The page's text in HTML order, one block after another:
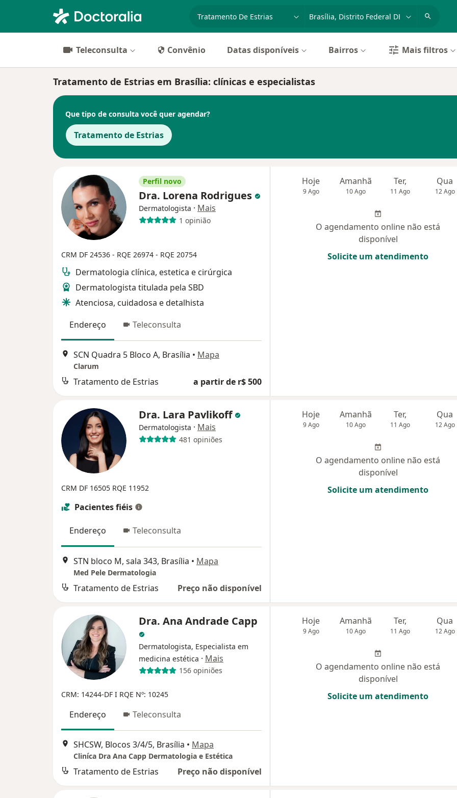
cidade ou região
Teleconsulta Convênio Datas disponíveis Bairros Mais filtros
Tratamento de Estrias em Brasília: clínicas e especialistas
Que tipo de consulta você quer agendar?
Tratamento de Estrias
Perfil novo
Dra. Lorena Rodrigues
Dermatologista · Mais
1 opinião
CRM DF 24536 - RQE 26974 - RQE 20754
Dermatologia clínica, estetica e cirúrgica
Dermatologista titulada pela SBD
Atenciosa, cuidadosa e detalhista
Endereço
Teleconsulta
SCN Quadra 5 Bloco A, Brasília • Mapa
Clarum
Tratamento de Estrias a partir de r$ 500
Hoje
9 Ago
Amanhã
10 Ago
Ter,
11 Ago
Qua
12 Ago
O agendamento online não está
disponível
Solicite um atendimento
Dra. Lara Pavlikoff
Dermatologista · Mais
481 opiniões
CRM DF 16505 RQE 11952
Pacientes fiéis
Endereço Teleconsulta
STN bloco M, sala 343, Brasília • Mapa
Med Pele Dermatologia
Tratamento de Estrias Preço não disponível
Hoje
9 Ago
Amanhã
10 Ago
Ter,
11 Ago
Qua
12 Ago
O agendamento online não está
disponível
Solicite um atendimento
Dra. Ana Andrade Capp
Dermatologista, Especialista em
medicina estética · Mais
156 opiniões
CRM: 14244-DF I RQE Nº: 10245
Endereço Teleconsulta
SHCSW, Blocos 3/4/5, Brasília • Mapa
Cliníca Dra Ana Capp Dermatologia e Estética
Tratamento de Estrias Preço não disponível
Hoje
9 Ago
Amanhã
10 Ago
Ter,
11 Ago
Qua
12 Ago
O agendamento online não está
disponível
Solicite um atendimento